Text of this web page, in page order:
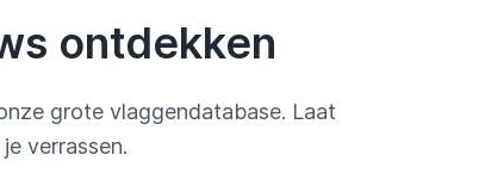
ontdekken
grote vlaggendatabase. Laat
verrassen.